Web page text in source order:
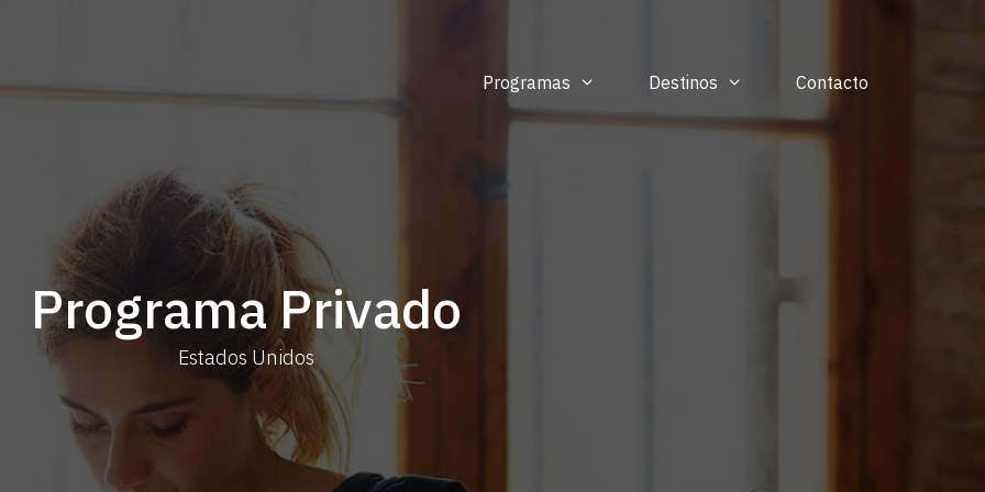
Programas Destinos Contacto
Programa Privado
Estados Unidos